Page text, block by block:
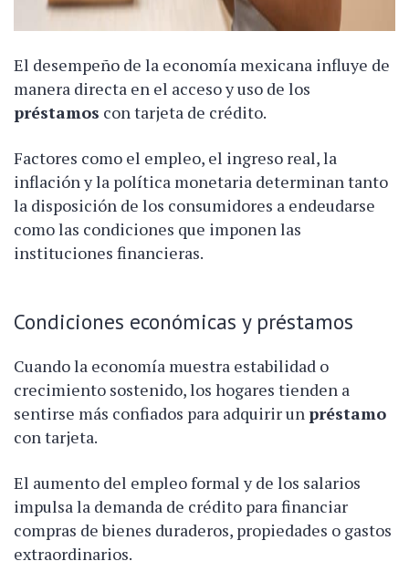
El desempeño de la economía mexicana influye de
manera directa en el acceso y uso de los
préstamos con tarjeta de crédito.
Factores como el empleo, el ingreso real, la
inflación y la política monetaria determinan tanto
la disposición de los consumidores a endeudarse
como las condiciones que imponen las
instituciones financieras.
Condiciones económicas y préstamos
Cuando la economía muestra estabilidad o
crecimiento sostenido, los hogares tienden a
sentirse más confiados para adquirir un préstamo
con tarjeta.
El aumento del empleo formal y de los salarios
impulsa la demanda de crédito para financiar
compras de bienes duraderos, propiedades o gastos
extraordinarios.